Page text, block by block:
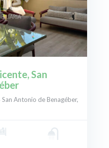
San
Antonio de Benagéber,